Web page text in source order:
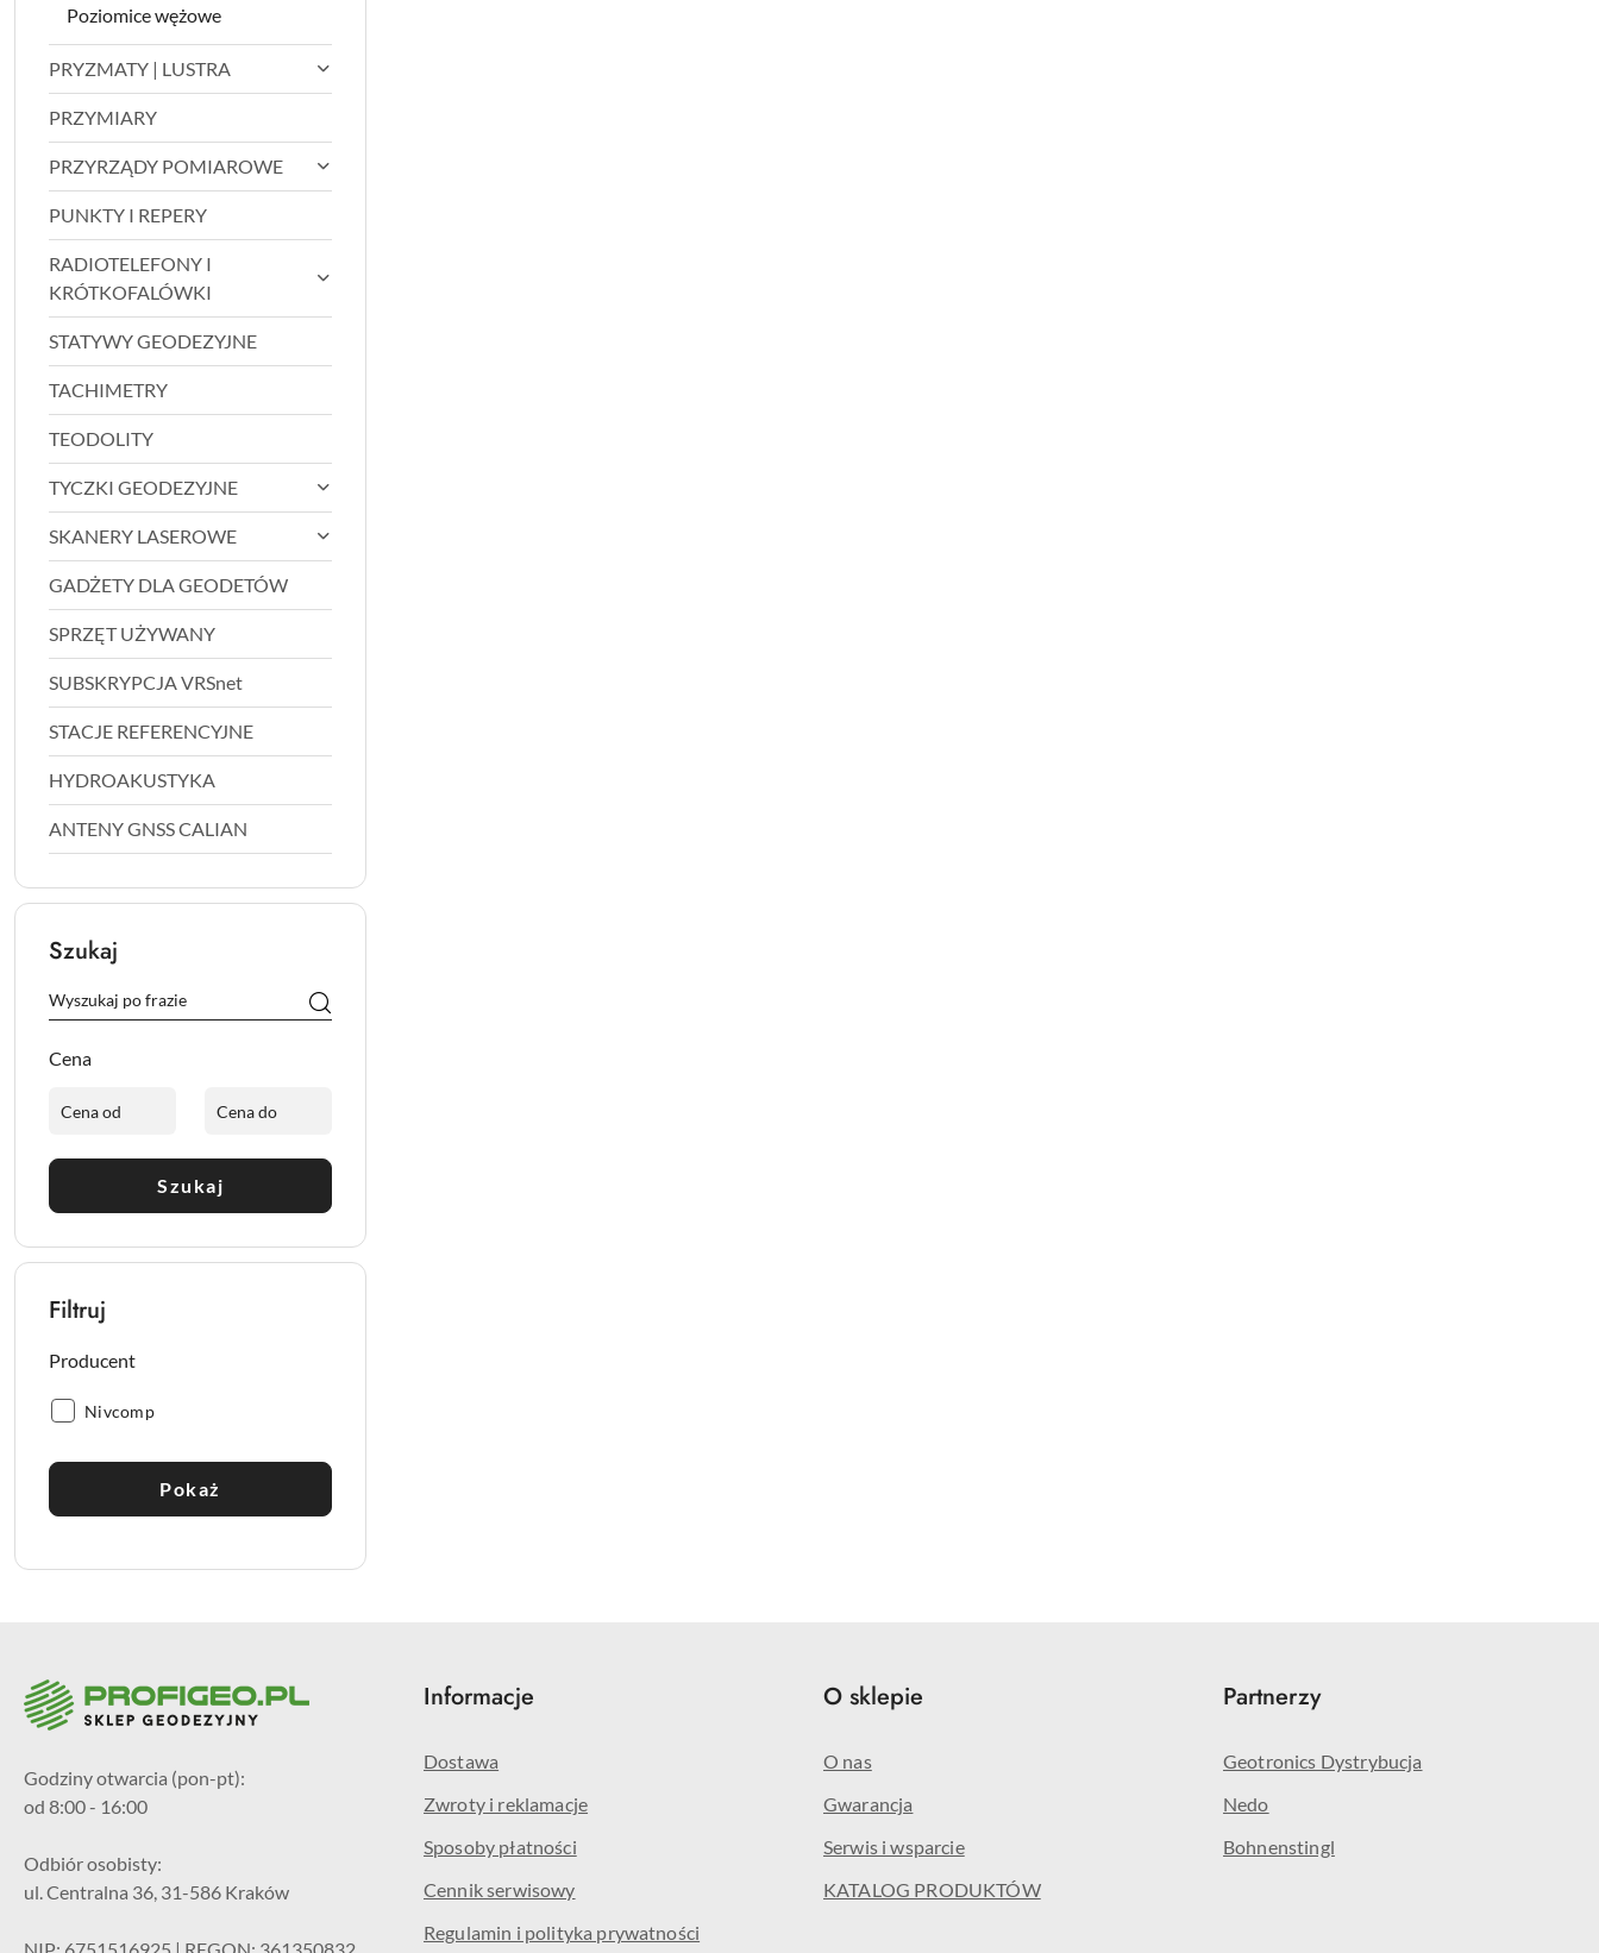
Poziomice wężowe
PRYZMATY | LUSTRA
PRZYMIARY
PRZYRZĄDY POMIAROWE
PUNKTY I REPERY
RADIOTELEFONY I
KRÓTKOFALÓWKI
STATYWY GEODEZYJNE
TACHIMETRY
TEODOLITY
TYCZKI GEODEZYJNE
SKANERY LASEROWE
GADŻETY DLA GEODETÓW
SPRZĘT UŻYWANY
SUBSKRYPCJA VRSnet
STACJE REFERENCYJNE
HYDROAKUSTYKA
ANTENY GNSS CALIAN
Szukaj
Cena
Szukaj
Filtruj
Producent
Producent:
Nivcomp
Pokaż
Godziny otwarcia (pon-pt):
od 8:00 - 16:00
Odbiór osobisty:
ul. Centralna 36, 31-586 Kraków
Informacje
Dostawa
Zwroty i reklamacje
Sposoby płatności
Cennik serwisowy
Regulamin i polityka prywatności
O sklepie
O nas
Gwarancja
Serwis i wsparcie
KATALOG PRODUKTÓW
Partnerzy
Geotronics Dystrybucja
Nedo
Bohnenstingl